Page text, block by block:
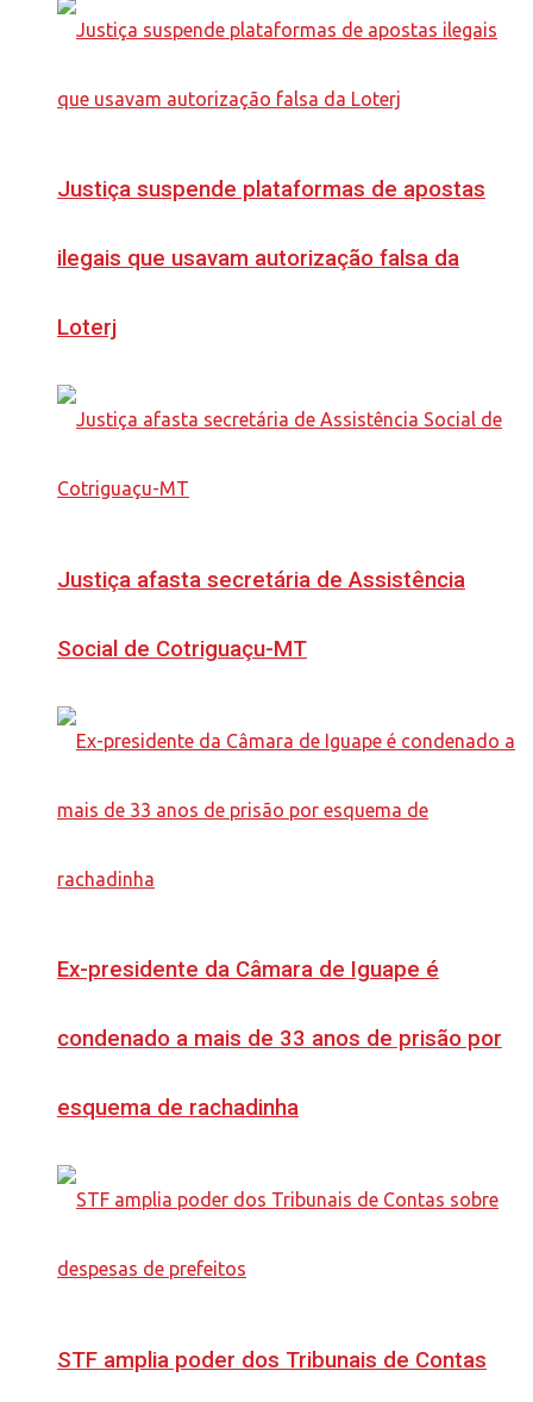
Justiça suspende plataformas de apostas
ilegais que usavam autorização falsa da
Loterj
Justiça afasta secretária de Assistência
Social de Cotriguaçu-MT
Ex-presidente da Câmara de Iguape é
condenado a mais de 33 anos de prisão por
esquema de rachadinha
STF amplia poder dos Tribunais de Contas